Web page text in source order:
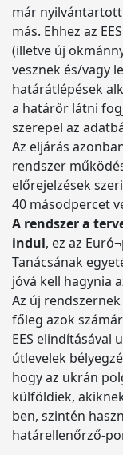
már
más. Ehhez az
(illetve új
vesznek és/vagy
határátlépések
a határőr látni
szerepel az
Az eljárás
rendszer
előrejelzések
40 másodpercet
A rendszer a
indul, ez az
Tanácsának
jóvá kell hagynia
Az új
főleg azok
EES elindításával
útlevelek
hogy az ukrán
külföldiek,
ben, szintén
határellenőrző-